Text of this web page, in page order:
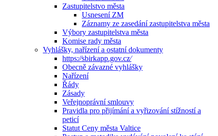
Zastupitelstvo města
Usnesení ZM
Záznamy ze zasedání zastupitelstva města
Výbory zastupitelstva města
Komise rady města
Vyhlášky, nařízení a ostatní dokumenty
https:⁄⁄sbirkapp.gov.cz⁄
Obecně závazné vyhlášky
Nařízení
Řády
Zásady
Veřejnoprávní smlouvy
Pravidla pro přijímání a vyřizování stížností a
peticí
Statut Ceny města Valtice